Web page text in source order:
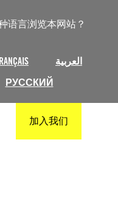
语言浏览本网站？
العربية
РУССКИЙ
加入我们